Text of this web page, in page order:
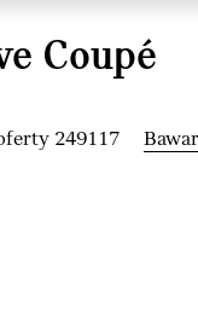
Coupé
249117